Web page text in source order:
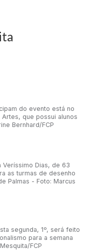
do evento está no
que possui alunos
Bernhard/FCP
Veríssimo Dias, de 63
as turmas de desenho
Palmas - Foto: Marcus
segunda, 1º, será feito
para a semana
FCP